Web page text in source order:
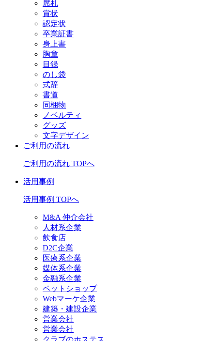
席札
賞状
認定状
卒業証書
身上書
胸章
目録
のし袋
式辞
書道
同梱物
ノベルティ
グッズ
文字デザイン
ご利用の流れ
ご利用の流れ TOPへ
活用事例
活用事例 TOPへ
M&A 仲介会社
人材系企業
飲食店
D2C企業
医療系企業
媒体系企業
金融系企業
ペットショップ
Webマーケ企業
建築・建設企業
営業会社
営業会社
クラブのホステス